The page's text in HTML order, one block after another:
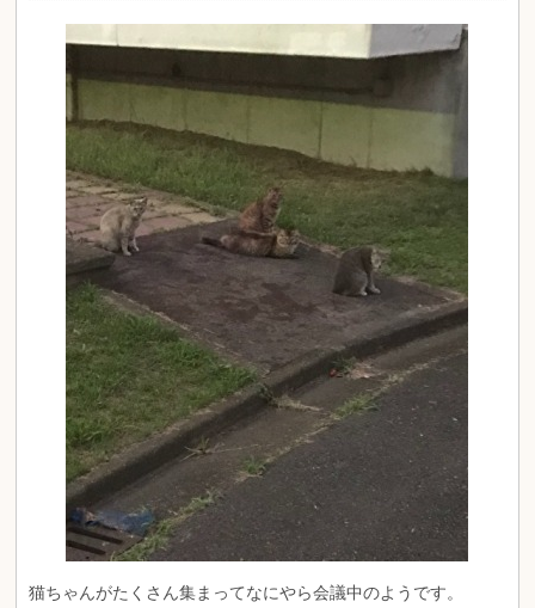
猫ちゃんがたくさん集まってなにやら会議中のようです。